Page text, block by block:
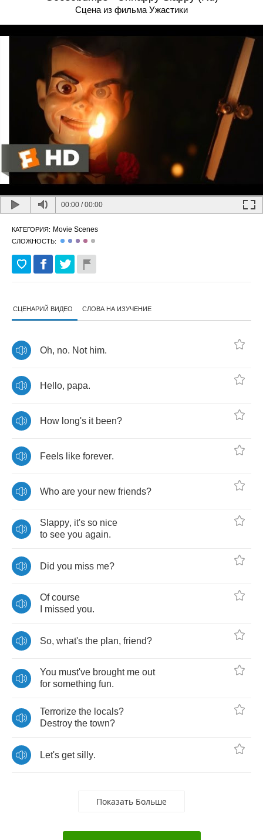
Сцена из фильма Ужастики
00:00 /00:00
КАТЕГОРИЯ: Movie Scenes
СЛОЖНОСТЬ:
СЦЕНАРИЙ ВИДЕО СЛОВА НА ИЗУЧЕНИЕ
Oh, no. Not him.
Hello, papa.
How long's it been?
Feels like forever.
Who are your new friends?
Slappy, it's so nice
to see you again.
Did you miss me?
Of course
missed you.
So, what's the plan, friend?
You must've brought me out
for something fun.
Terrorize the locals?
Destroy the town?
Let's get silly.
Показать Больше